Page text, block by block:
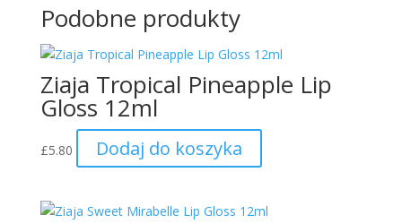
Podobne produkty
Ziaja Tropical Pineapple Lip
Gloss 12ml
£5.80 Dodaj do koszyka